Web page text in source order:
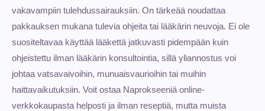
vakavampiin tulehdussairauksiin. On tärkeää noudattaa
pakkauksen mukana tulevia ohjeita tai lääkärin neuvoja. Ei ole
suositeltavaa käyttää lääkettä jatkuvasti pidempään kuin
ohjeistettu ilman lääkärin konsultointia, sillä yliannostus voi
johtaa vatsavaivoihin, munuaisvaurioihin tai muihin
haittavaikutuksiin. Voit ostaa Naprokseeniä online-
verkkokaupasta helposti ja ilman reseptiä, mutta muista